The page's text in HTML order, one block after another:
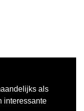
als
interessante